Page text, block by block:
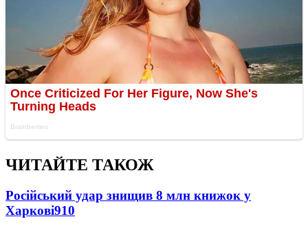
ЧИТАЙТЕ ТАКОЖ
Російський удар знищив 8 млн книжок у
Харкові910